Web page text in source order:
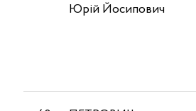
Юрій Йосипович